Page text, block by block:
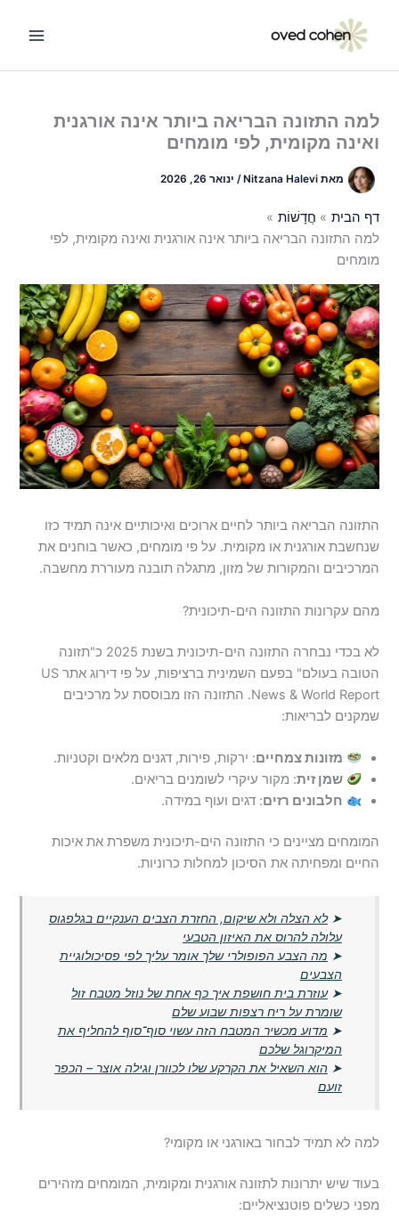
למה התזונה הבריאה ביותר אינה אורגנית
ואינה מקומית, לפי מומחים
מאתNitzana Halevi
/ ינואר 26, 2026
דף הבית
חֲדָשׁוֹת
למה התזונה הבריאה ביותר אינה אורגנית ואינה מקומית, לפי
מומחים
התזונה הבריאה ביותר לחיים ארוכים ואיכותיים אינה תמיד כזו
שנחשבת אורגנית או מקומית. על פי מומחים, כאשר בוחנים את
המרכיבים והמקורות של מזון, מתגלה תובנה מעוררת מחשבה.
מהם עקרונות התזונה הים-תיכונית?
לא בכדי נבחרה התזונה הים-תיכונית בשנת 2025 כ"תזונה
הטובה בעולם" בפעם השמינית ברציפות, על פי דירוג אתר US
News & World Report. התזונה הזו מבוססת על מרכיבים
שמקנים לבריאות:
מזונות צמחיים: ירקות, פירות, דגנים מלאים וקטניות.
שמן זית: מקור עיקרי לשומנים בריאים.
חלבונים רזים: דגים ועוף במידה.
המומחים מציינים כי התזונה הים-תיכונית משפרת את איכות
החיים ומפחיתה את הסיכון למחלות כרוניות.
➤לא הצלה ולא שיקום, החזרת הצבים הענקיים בגלפגוס
עלולה להרוס את האיזון הטבעי
➤ מה הצבע הפופולרי שלך אומר עליך לפי פסיכולוגיית
הצבעים
➤עוזרת בית חושפת איך כף אחת של נוזל מטבח זול
שומרת על ריח רצפות שבוע שלם
➤ מדוע מכשיר המטבח הזה עשוי סוף־סוף להחליף את
המיקרוגל שלכם
➤ הוא השאיל את הקרקע שלו לכוורן וגילה אוצר – הכפר
זועם
למה לא תמיד לבחור באורגני או מקומי?
בעוד שיש יתרונות לתזונה אורגנית ומקומית, המומחים מזהירים
מפני כשלים פוטנציאליים: